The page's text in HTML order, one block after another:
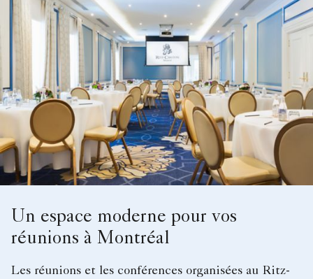
Un espace moderne pour vos
réunions à Montréal
Les réunions et les conférences organisées au Ritz-